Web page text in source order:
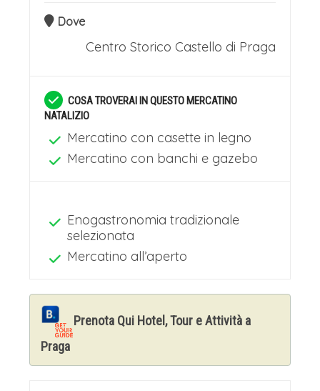
Dove
Centro Storico Castello di Praga
COSA TROVERAI IN QUESTO MERCATINO
NATALIZIO
Mercatino con casette in legno
Mercatino con banchi e gazebo
Enogastronomia tradizionale
selezionata
Mercatino all’aperto
Prenota Qui Hotel, Tour e Attività a
Praga